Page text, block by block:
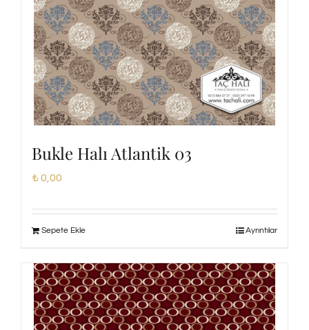
Bukle Halı Atlantik 03
₺0,00
Sepete Ekle Ayrıntılar